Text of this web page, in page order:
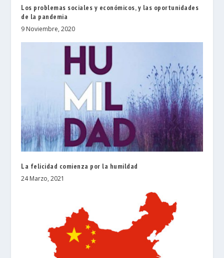
Los problemas sociales y económicos, y las oportunidades
de la pandemia
9 Noviembre, 2020
La felicidad comienza por la humildad
24 Marzo, 2021